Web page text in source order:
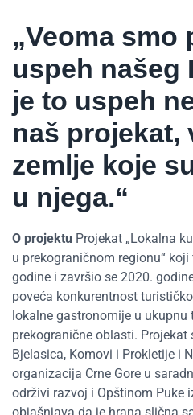
„Veoma smo
uspeh našeg
je to uspeh
naš projekat,
zemlje koje
u njega.“
O projektu Projekat „Lokalna
u prekograničnom regionu“
godine i završio se 2020.
poveća konkurentnost
lokalne gastronomije u ukupnu
prekogranične oblasti. Projekat
Bjelasica, Komovi i Prokletije i
organizacija Crne Gore u
održivi razvoj i Opštinom Puke
objašnjava da je hrana slična